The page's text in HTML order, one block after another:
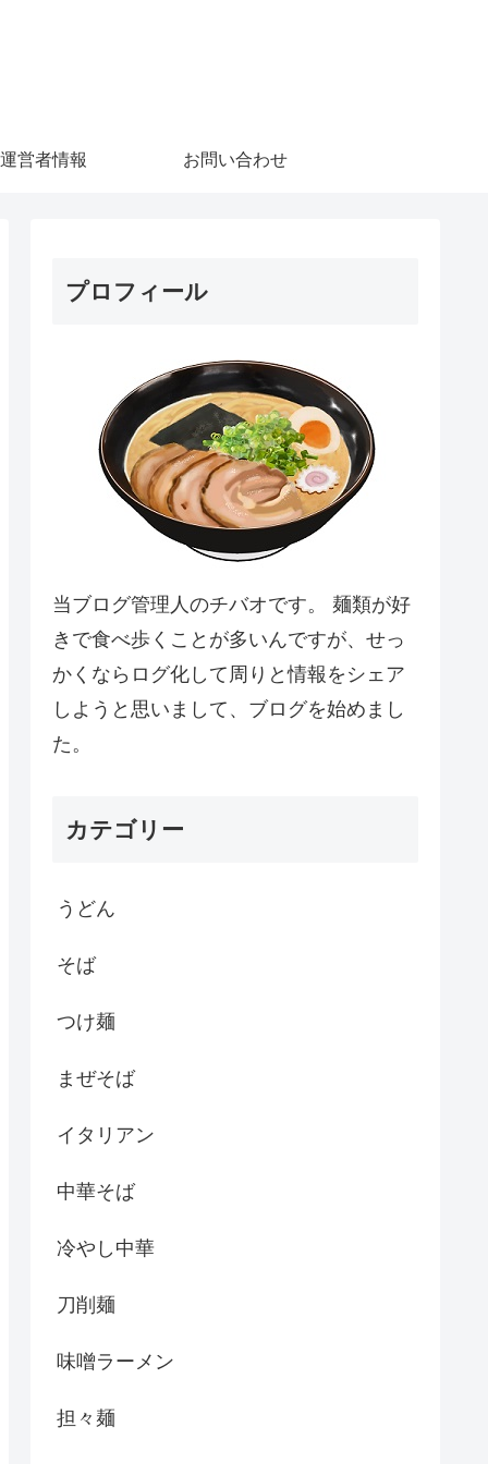
運営者情報 お問い合わせ
プロフィール
当ブログ管理人のチバオです。 麺類が好
きで食べ歩くことが多いんですが、せっ
かくならログ化して周りと情報をシェア
しようと思いまして、ブログを始めまし
た。
カテゴリー
うどん
そば
つけ麺
まぜそば
イタリアン
中華そば
冷やし中華
刀削麺
味噌ラーメン
担々麺